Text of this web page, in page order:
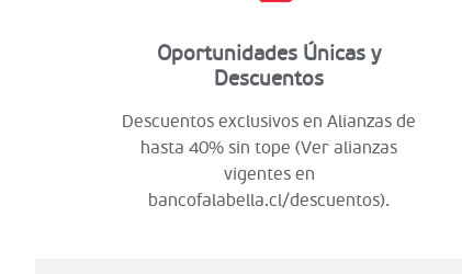
Oportunidades Únicas y
Descuentos
Descuentos exclusivos en Alianzas de
hasta 40% sin tope (Ver alianzas
vigentes en
bancofalabella.cl/descuentos).